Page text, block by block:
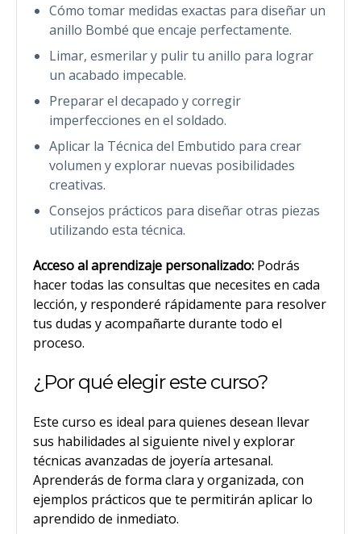
Cómo tomar medidas exactas para diseñar un
anillo Bombé que encaje perfectamente.
Limar, esmerilar y pulir tu anillo para lograr
un acabado impecable.
Preparar el decapado y corregir
imperfecciones en el soldado.
Aplicar la Técnica del Embutido para crear
volumen y explorar nuevas posibilidades
creativas.
Consejos prácticos para diseñar otras piezas
utilizando esta técnica.
Acceso al aprendizaje personalizado: Podrás
hacer todas las consultas que necesites en cada
lección, y responderé rápidamente para resolver
tus dudas y acompañarte durante todo el
proceso.
¿Por qué elegir este curso?
Este curso es ideal para quienes desean llevar
sus habilidades al siguiente nivel y explorar
técnicas avanzadas de joyería artesanal.
Aprenderás de forma clara y organizada, con
ejemplos prácticos que te permitirán aplicar lo
aprendido de inmediato.